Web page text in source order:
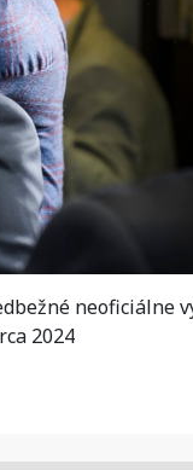
neoficiálne
2024